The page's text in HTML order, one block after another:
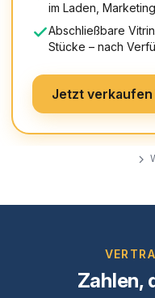
im Laden,
Abschließbare
Stücke – nach
Jetzt verkaufen
Zahlen,